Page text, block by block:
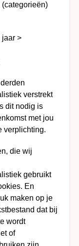
jaar >
verstrekt
dit nodig is
met jou
verplichting.
die wij
gebruikt
En
maken op je
dat bij
wordt
of